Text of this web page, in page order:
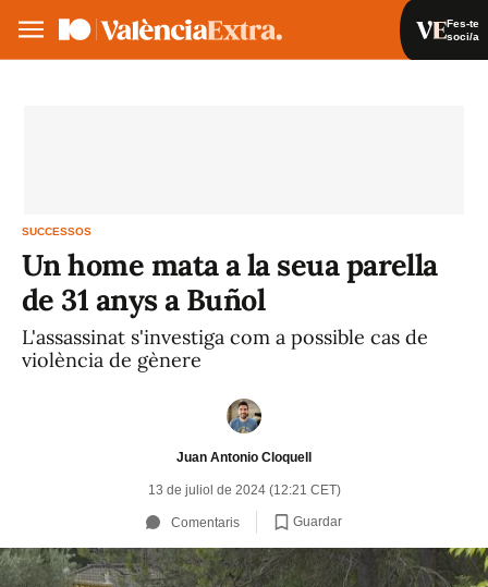
Fes-te
soci/a
SUCCESSOS
Un home mata a la seua parella
de 31 anys a Buñol
L'assassinat s'investiga com a possible cas de
violència de gènere
Juan Antonio Cloquell
13 de juliol de 2024 (12:21 CET)
Comentaris Guardar